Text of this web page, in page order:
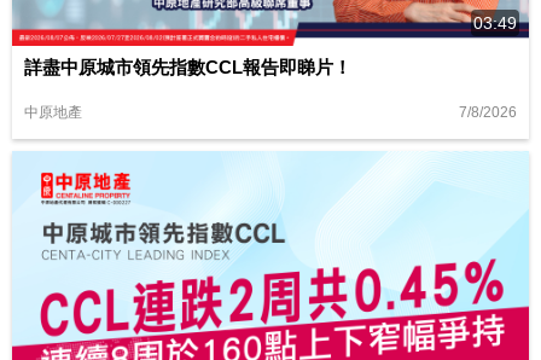
03:49
詳盡中原城市領先指數CCL報告即睇片！
中原地產 7/8/2026